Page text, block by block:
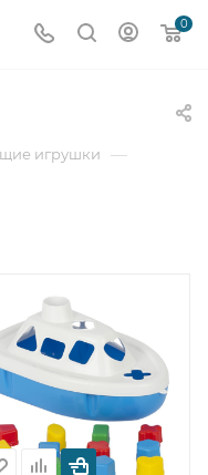
0
игрушки —